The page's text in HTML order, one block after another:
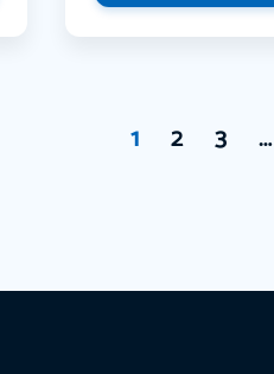
1 2 3 …